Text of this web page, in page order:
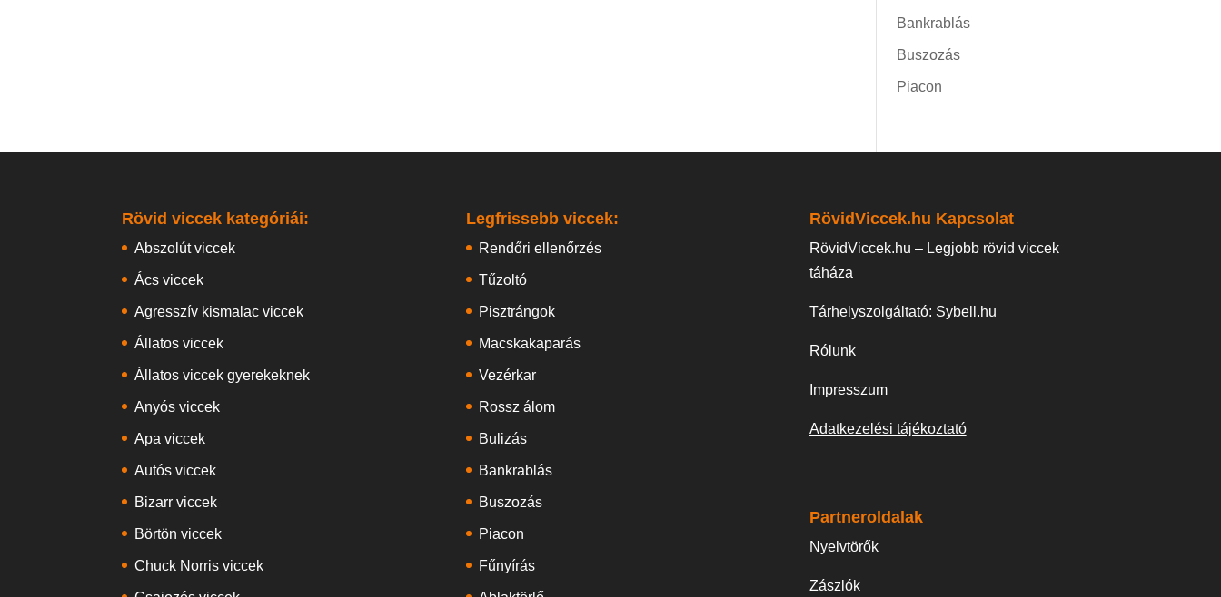
Bankrablás
Buszozás
Piacon
Rövid viccek kategóriái:
Abszolút viccek
Ács viccek
Agresszív kismalac viccek
Állatos viccek
Állatos viccek gyerekeknek
Anyós viccek
Apa viccek
Autós viccek
Bizarr viccek
Börtön viccek
Chuck Norris viccek
Legfrissebb viccek:
Rendőri ellenőrzés
Tűzoltó
Pisztrángok
Macskakaparás
Vezérkar
Rossz álom
Bulizás
Bankrablás
Buszozás
Piacon
Fűnyírás
RövidViccek.hu Kapcsolat
RövidViccek.hu – Legjobb rövid viccek
táháza
Tárhelyszolgáltató: Sybell.hu
Rólunk
Impresszum
Adatkezelési tájékoztató
Partneroldalak
Nyelvtörők
Zászlók